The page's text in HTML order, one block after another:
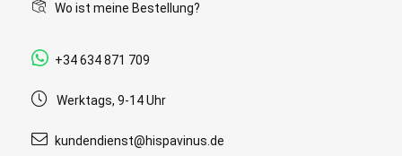
Wo ist meine Bestellung?
+34 634 871 709
Werktags, 9-14 Uhr
kundendienst@hispavinus.de